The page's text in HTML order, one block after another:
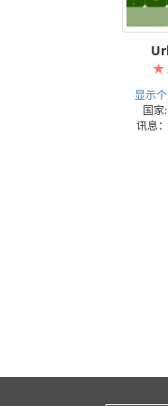
显示
国家
讯息